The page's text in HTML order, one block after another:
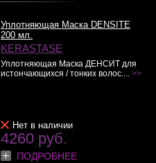
Уплотняющая Маска DENSITE
200 мл.
KERASTASE
Уплотняющая Маска ДЕНСИТ для
истончающихся / тонких волос.... >>
Нет в наличии
4260 руб.
ПОДРОБНЕЕ